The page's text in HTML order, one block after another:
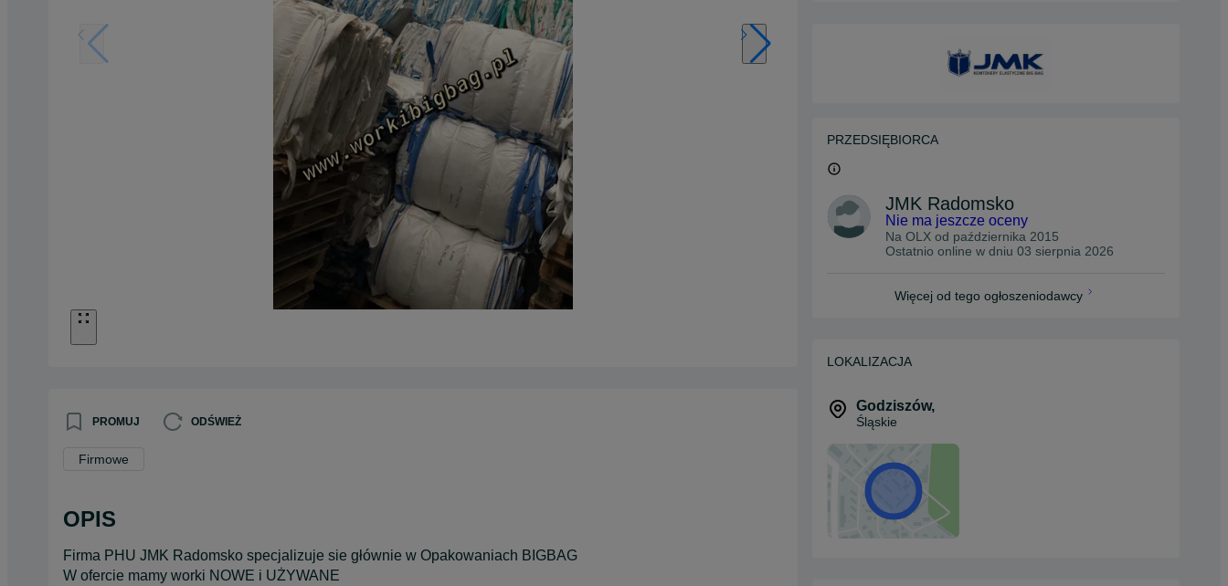
PROMUJ ODŚWIEŻ
Firmowe
OPIS
Firma PHU JMK Radomsko specjalizuje sie głównie w Opakowaniach BIGBAG
W ofercie mamy worki NOWE i UŻYWANE
PRZEDSIĘBIORCA
JMK Radomsko
Nie ma jeszcze oceny
Na OLX od października 2015
Ostatnio online w dniu 03 sierpnia 2026
Więcej od tego ogłoszeniodawcy
LOKALIZACJA
Godziszów,
Śląskie